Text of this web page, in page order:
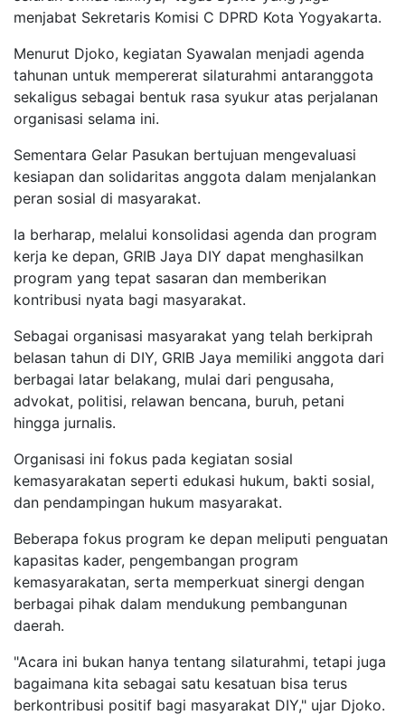
menjabat Sekretaris Komisi C DPRD Kota Yogyakarta.
Menurut Djoko, kegiatan Syawalan menjadi agenda
tahunan untuk mempererat silaturahmi antaranggota
sekaligus sebagai bentuk rasa syukur atas perjalanan
organisasi selama ini.
Sementara Gelar Pasukan bertujuan mengevaluasi
kesiapan dan solidaritas anggota dalam menjalankan
peran sosial di masyarakat.
Ia berharap, melalui konsolidasi agenda dan program
kerja ke depan, GRIB Jaya DIY dapat menghasilkan
program yang tepat sasaran dan memberikan
kontribusi nyata bagi masyarakat.
Sebagai organisasi masyarakat yang telah berkiprah
belasan tahun di DIY, GRIB Jaya memiliki anggota dari
berbagai latar belakang, mulai dari pengusaha,
advokat, politisi, relawan bencana, buruh, petani
hingga jurnalis.
Organisasi ini fokus pada kegiatan sosial
kemasyarakatan seperti edukasi hukum, bakti sosial,
dan pendampingan hukum masyarakat.
Beberapa fokus program ke depan meliputi penguatan
kapasitas kader, pengembangan program
kemasyarakatan, serta memperkuat sinergi dengan
berbagai pihak dalam mendukung pembangunan
daerah.
"Acara ini bukan hanya tentang silaturahmi, tetapi juga
bagaimana kita sebagai satu kesatuan bisa terus
berkontribusi positif bagi masyarakat DIY," ujar Djoko.